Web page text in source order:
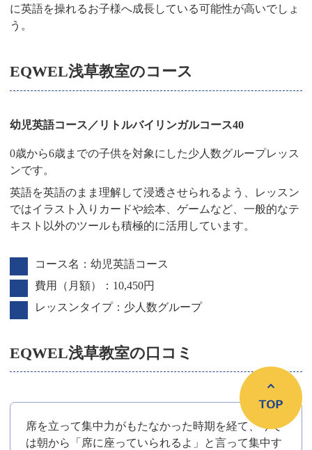
に英語を操れるお子様へ成長している可能性が高いでしょ
う。
EQWEL浅草教室のコース
幼児英語コース／リトルバイリンガルコース40
0歳から6歳までの子供を対象にした少人数グループレッス
ンです。
英語を英語のまま理解して浸透させられるよう、レッスン
ではイラスト入りカードや絵本、ゲームなど、一般的なテ
キスト以外のツールも積極的に活用しています。
コース名：幼児英語コース
費用（月額）：10,450円
レッスンタイプ：少人数グループ
EQWEL浅草教室の口コミ
席を立って集中力がもたなかった時期を経て、今で
は朝から「席に座っていられるよ」と言って集中す